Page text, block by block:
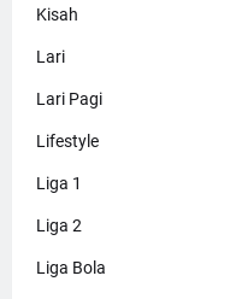
Kisah
Lari
Lari Pagi
Lifestyle
Liga 1
Liga 2
Liga Bola